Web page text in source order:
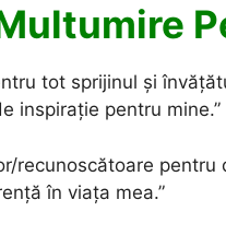
tot sprijinul și
inspirație pentru mine.”
recunoscătoare
în viața mea.”